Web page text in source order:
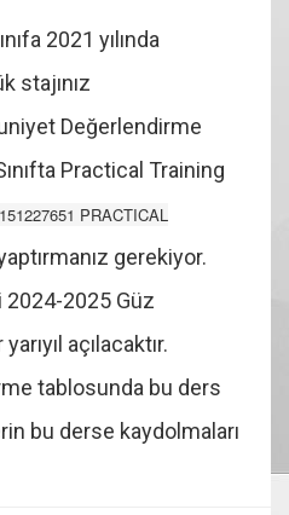
2021 yılında
stajınız
Değerlendirme
Practical Training
151227651 PRACTICAL
gerekiyor.
2025 Güz
açılacaktır.
tablosunda bu ders
bu derse kaydolmaları